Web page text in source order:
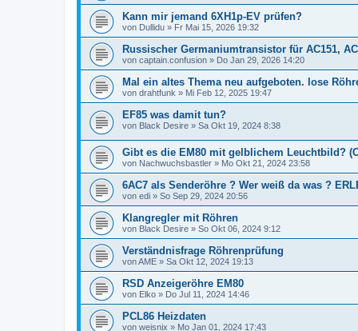
Kann mir jemand 6XH1p-EV prüfen?
von Dullidu » Fr Mai 15, 2026 19:32
Russischer Germaniumtransistor für AC151,
von captain.confusion » Do Jan 29, 2026 14:20
Mal ein altes Thema neu aufgeboten. lose
von drahtfunk » Mi Feb 12, 2025 19:47
EF85 was damit tun?
von Black Desire » Sa Okt 19, 2024 8:38
Gibt es die EM80 mit gelblichem Leuchtbild?
von Nachwuchsbastler » Mo Okt 21, 2024 23:58
6AC7 als Senderöhre ? Wer weiß da was ?
von edi » So Sep 29, 2024 20:56
Klangregler mit Röhren
von Black Desire » So Okt 06, 2024 9:12
Verständnisfrage Röhrenprüfung
vonAME » Sa Okt 12, 2024 19:13
RSD Anzeigeröhre EM80
von Elko » Do Jul 11, 2024 14:46
PCL86 Heizdaten
von weisnix » Mo Jan 01, 2024 17:43